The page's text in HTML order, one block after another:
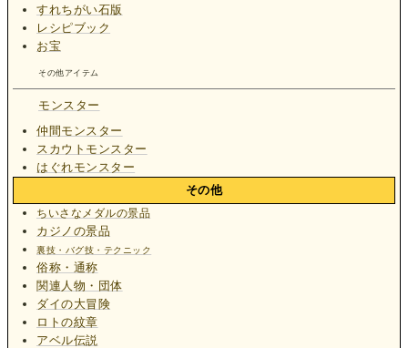
すれちがい石版
レシピブック
お宝
その他アイテム
モンスター
仲間モンスター
スカウトモンスター
はぐれモンスター
その他
ちいさなメダルの景品
カジノの景品
裏技・バグ技・テクニック
俗称・通称
関連人物・団体
ダイの大冒険
ロトの紋章
アベル伝説